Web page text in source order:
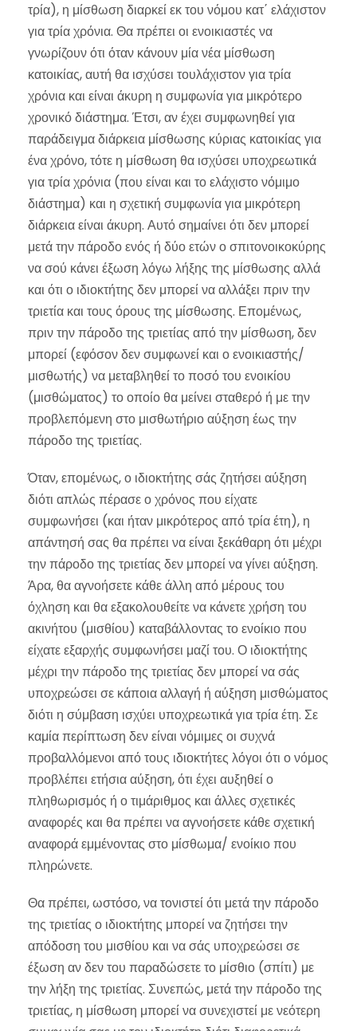
τρία), η μίσθωση διαρκεί εκ του νόμου κατ΄ ελάχιστον
για τρία χρόνια. Θα πρέπει οι ενοικιαστές να
γνωρίζουν ότι όταν κάνουν μία νέα μίσθωση
κατοικίας, αυτή θα ισχύσει τουλάχιστον για τρία
χρόνια και είναι άκυρη η συμφωνία για μικρότερο
χρονικό διάστημα. Έτσι, αν έχει συμφωνηθεί για
παράδειγμα διάρκεια μίσθωσης κύριας κατοικίας για
ένα χρόνο, τότε η μίσθωση θα ισχύσει υποχρεωτικά
για τρία χρόνια (που είναι και το ελάχιστο νόμιμο
διάστημα) και η σχετική συμφωνία για μικρότερη
διάρκεια είναι άκυρη. Αυτό σημαίνει ότι δεν μπορεί
μετά την πάροδο ενός ή δύο ετών ο σπιτονοικοκύρης
να σού κάνει έξωση λόγω λήξης της μίσθωσης αλλά
και ότι ο ιδιοκτήτης δεν μπορεί να αλλάξει πριν την
τριετία και τους όρους της μίσθωσης. Επομένως,
πριν την πάροδο της τριετίας από την μίσθωση, δεν
μπορεί (εφόσον δεν συμφωνεί και ο ενοικιαστής/
μισθωτής) να μεταβληθεί το ποσό του ενοικίου
(μισθώματος) το οποίο θα μείνει σταθερό ή με την
προβλεπόμενη στο μισθωτήριο αύξηση έως την
πάροδο της τριετίας.
Όταν, επομένως, ο ιδιοκτήτης σάς ζητήσει αύξηση
διότι απλώς πέρασε ο χρόνος που είχατε
συμφωνήσει (και ήταν μικρότερος από τρία έτη), η
απάντησή σας θα πρέπει να είναι ξεκάθαρη ότι μέχρι
την πάροδο της τριετίας δεν μπορεί να γίνει αύξηση.
Άρα, θα αγνοήσετε κάθε άλλη από μέρους του
όχληση και θα εξακολουθείτε να κάνετε χρήση του
ακινήτου (μισθίου) καταβάλλοντας το ενοίκιο που
είχατε εξαρχής συμφωνήσει μαζί του. Ο ιδιοκτήτης
μέχρι την πάροδο της τριετίας δεν μπορεί να σάς
υποχρεώσει σε κάποια αλλαγή ή αύξηση μισθώματος
διότι η σύμβαση ισχύει υποχρεωτικά για τρία έτη. Σε
καμία περίπτωση δεν είναι νόμιμες οι συχνά
προβαλλόμενοι από τους ιδιοκτήτες λόγοι ότι ο νόμος
προβλέπει ετήσια αύξηση, ότι έχει αυξηθεί ο
πληθωρισμός ή ο τιμάριθμος και άλλες σχετικές
αναφορές και θα πρέπει να αγνοήσετε κάθε σχετική
αναφορά εμμένοντας στο μίσθωμα/ ενοίκιο που
πληρώνετε.
Θα πρέπει, ωστόσο, να τονιστεί ότι μετά την πάροδο
της τριετίας ο ιδιοκτήτης μπορεί να ζητήσει την
απόδοση του μισθίου και να σάς υποχρεώσει σε
έξωση αν δεν του παραδώσετε το μίσθιο (σπίτι) με
την λήξη της τριετίας. Συνεπώς, μετά την πάροδο της
τριετίας, η μίσθωση μπορεί να συνεχιστεί με νεότερη